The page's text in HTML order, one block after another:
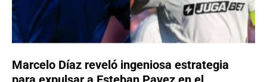
Marcelo Díaz reveló ingeniosa estrategia